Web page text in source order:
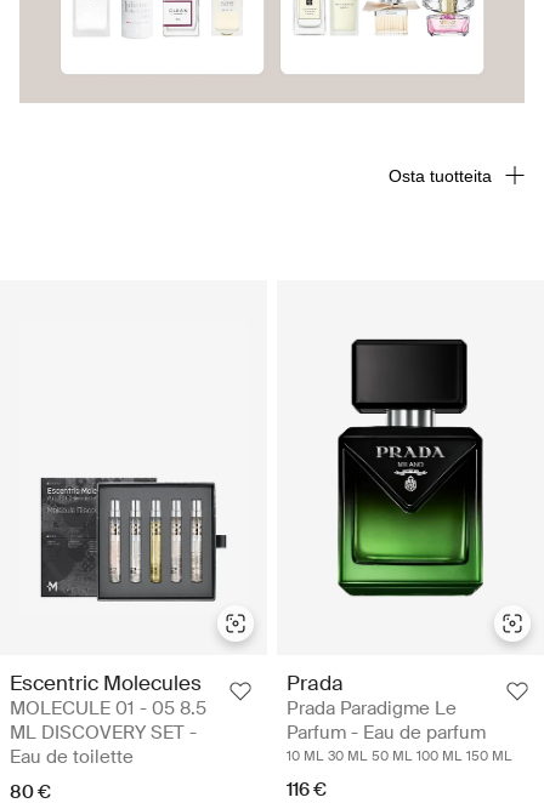
Escentric Molecules
MOLECULE 01 - 05 8.5
ML DISCOVERY SET -
Eau de toilette
80 €
Prada
Prada Paradigme Le
Parfum - Eau de parfum
10 ML 30 ML 50 ML 100 ML 150 ML
116 €
Osta tuotteita